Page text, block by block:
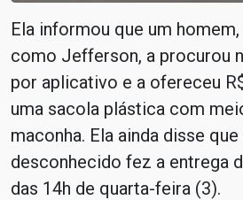
Ela informou que um
como Jefferson, a procurou
por aplicativo e a ofereceu
uma sacola plástica com
maconha. Ela ainda disse
desconhecido fez a entrega
das 14h de quarta-feira (3).